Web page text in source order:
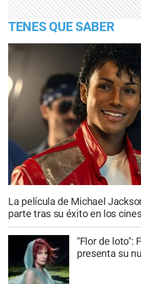
TENES QUE SABER
La película de Michael
parte tras su éxito en los
"Flor de loto":
presenta su